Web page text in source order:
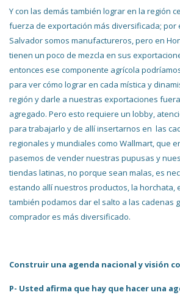
Y con las demás también lograr en la región
fuerza de exportación más diversificada; por
Salvador somos manufactureros, pero en
tienen un poco de mezcla en sus
entonces ese componente agrícola
para ver cómo lograr en cada mística y
región y darle a nuestras exportaciones
agregado. Pero esto requiere un lobby,
para trabajarlo y de allí insertarnos en las
regionales y mundiales como Wallmart, que
pasemos de vender nuestras pupusas y
tiendas latinas, no porque sean malas, es
estando allí nuestros productos, la horchata,
también podamos dar el salto a las cadenas
comprador es más diversificado.
Construir una agenda nacional y
P- Usted afirma que hay que hacer una